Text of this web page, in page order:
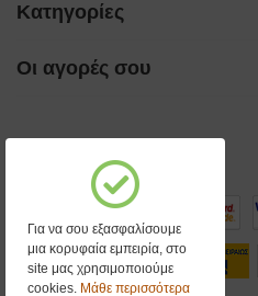
Κατηγορίες
Οι αγορές σου
Για να σου εξασφαλίσουμε
μια κορυφαία εμπειρία, στο
site μας χρησιμοποιούμε
cookies. Μάθε περισσότερα